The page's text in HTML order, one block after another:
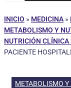
INICIO » MEDICINA »
METABOLISMO Y
NUTRICIÓN CLÍNICA
PACIENTE
METABOLISMO